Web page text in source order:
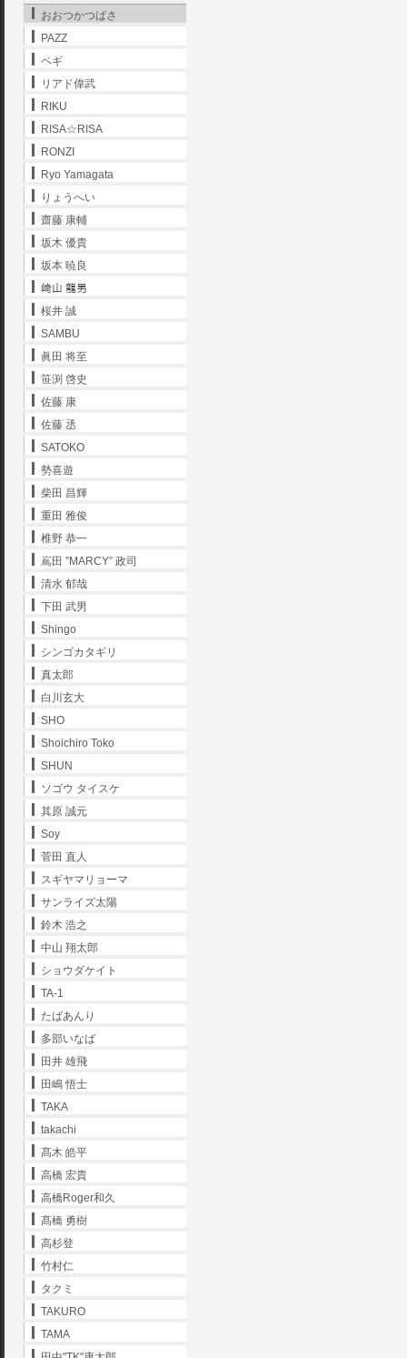
おおつかつばさ
PAZZ
ペギ
リアド偉武
RIKU
RISA☆RISA
RONZI
Ryo Yamagata
りょうへい
齋藤 康輔
坂木 優貴
坂本 暁良
﨑山 龍男
桜井 誠
SAMBU
眞田 将至
笹渕 啓史
佐藤 康
佐藤 丞
SATOKO
勢喜遊
柴田 昌輝
重田 雅俊
椎野 恭一
嶌田 ”MARCY” 政司
清水 郁哉
下田 武男
Shingo
シンゴカタギリ
真太郎
白川玄大
SHO
Shoichiro Toko
SHUN
ソゴウ タイスケ
其原 誠元
Soy
菅田 直人
スギヤマリョーマ
サンライズ太陽
鈴木 浩之
中山 翔太郎
ショウダケイト
TA-1
たばあんり
多部いなば
田井 雄飛
田嶋 悟士
TAKA
takachi
髙木 皓平
高橋 宏貴
高橋Roger和久
髙橋 勇樹
高杉登
竹村仁
タクミ
TAKURO
TAMA